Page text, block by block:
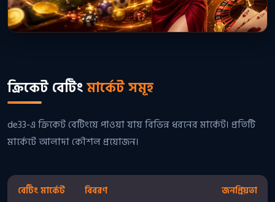
ক্রিকেট বেটিংমার্কেট সমূহ
de33-এ ক্রিকেট বেটিংয়ে পাওয়া যায় বিভিন্ন ধরনের মার্কেট। প্রতিটি
মার্কেটে আলাদা কৌশল প্রয়োজন।
বেটিং মার্কেট বিবরণ জনপ্রিয়তা